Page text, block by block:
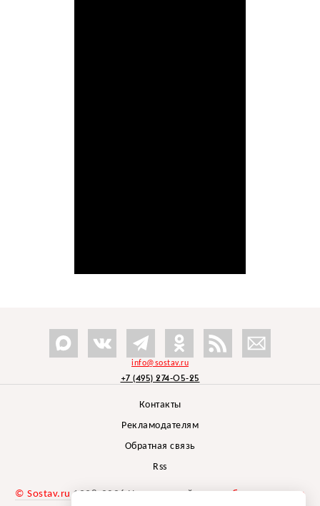
info@sostav.ru
+7 (495) 274-05-25
Контакты
Рекламодателям
Обратная связь
Rss
© Sostav.ru 1998-2026 Независимый проектбрендингового